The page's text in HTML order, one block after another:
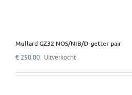
Mullard GZ32 NOS/NIB/D-getter pair
€ 250,00 Uitverkocht